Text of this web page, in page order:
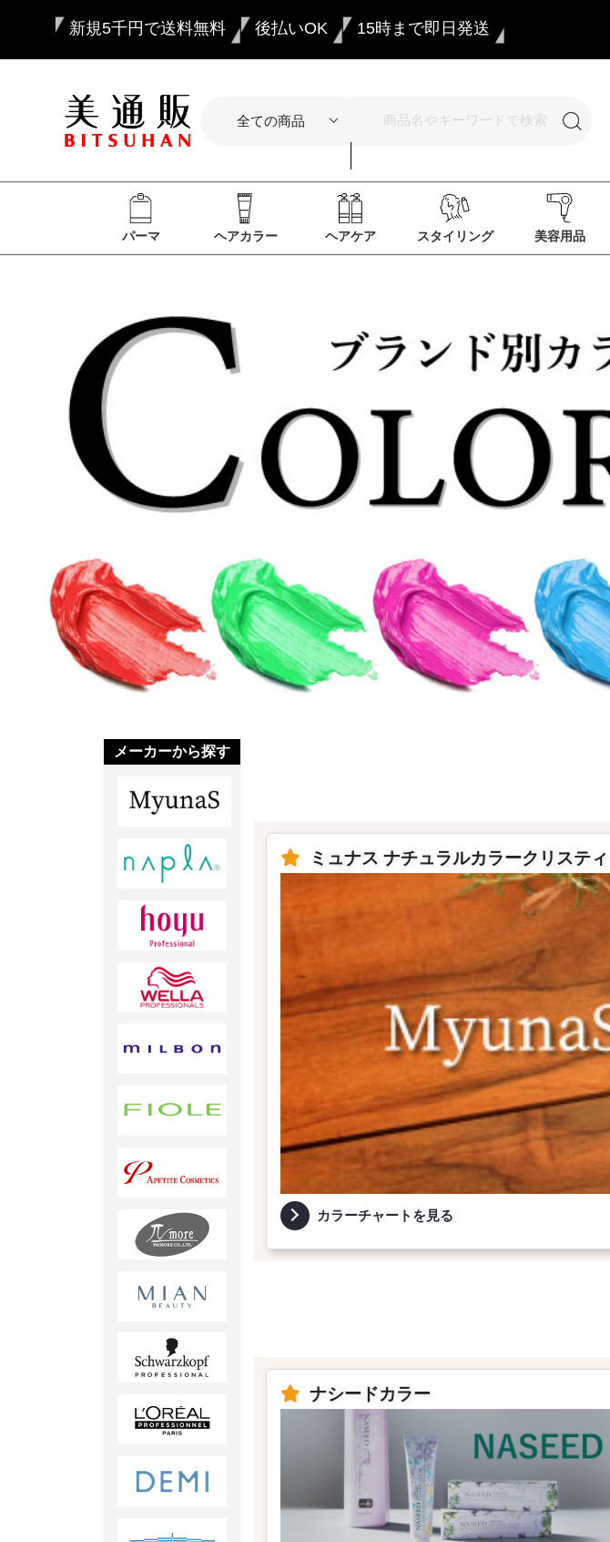
新規5千円で送料無料 後払いOK 15時まで即日発送
パーマ ヘアカラー ヘアケア スタイリング 美容用品
メーカーから探す
ミュナス ナチュラルカラークリスティ
カラーチャートを見る
ナシードカラー